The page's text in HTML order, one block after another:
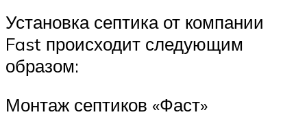
Установка септика от компании
Fast происходит следующим
образом:
Монтаж септиков «Фаст»